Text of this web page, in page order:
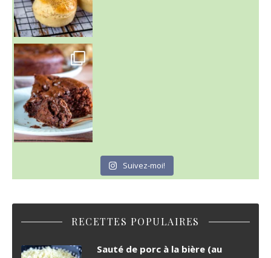
~ GÂTEAU FONDANT CHOCO NOISETTE ~
C'est lundi
Suivez-moi!
RECETTES POPULAIRES
Sauté de porc à la bière (au